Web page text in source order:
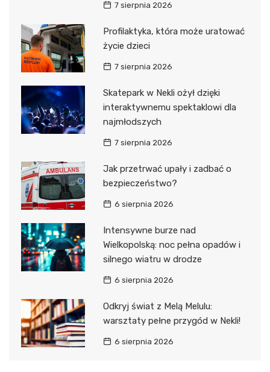
7 sierpnia 2026
Profilaktyka, która może uratować
życie dzieci
7 sierpnia 2026
Skatepark w Nekli ożył dzięki
interaktywnemu spektaklowi dla
najmłodszych
7 sierpnia 2026
Jak przetrwać upały i zadbać o
bezpieczeństwo?
6 sierpnia 2026
Intensywne burze nad
Wielkopolską: noc pełna opadów i
silnego wiatru w drodze
6 sierpnia 2026
Odkryj świat z Melą Melulu:
warsztaty pełne przygód w Nekli!
6 sierpnia 2026